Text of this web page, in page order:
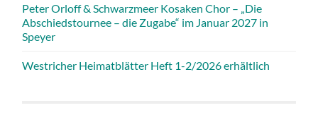
Peter Orloff & Schwarzmeer Kosaken Chor – „Die
Abschiedstournee – die Zugabe“ im Januar 2027 in
Speyer
Westricher Heimatblätter Heft 1-2/2026 erhältlich